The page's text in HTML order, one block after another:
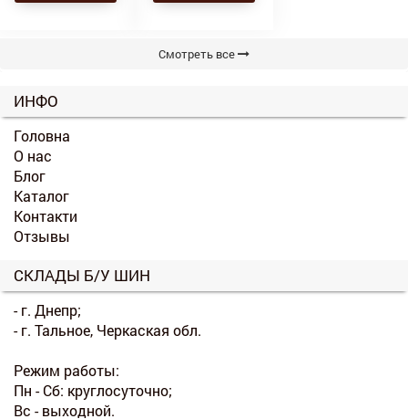
Смотреть все
ИНФО
Головна
О нас
Блог
Каталог
Контакти
Отзывы
СКЛАДЫ Б/У ШИН
- г. Днепр;
- г. Тальное, Черкаская обл.
Режим работы:
Пн - Сб: круглосуточно;
Вс - выходной.